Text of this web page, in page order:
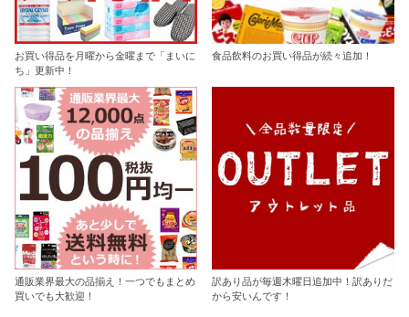
お買い得品を月曜から金曜まで「まいに
ち」更新中！
食品飲料のお買い得品が続々追加！
通販業界最大の品揃え！一つでもまとめ
買いでも大歓迎！
訳あり品が毎週木曜日追加中！訳ありだ
から安いんです！